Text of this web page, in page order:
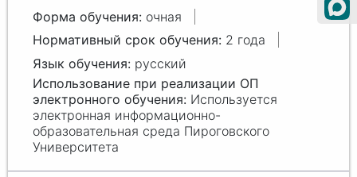
очная
2 года
русский
Используется
электронная информационно-
образовательная среда Пироговского
Университета